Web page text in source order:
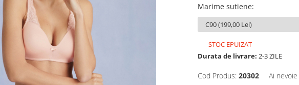
Marime sutiene:
STOC EPUIZAT
Durata de livrare: 2-3 ZILE
Cod Produs: 20302 Ai